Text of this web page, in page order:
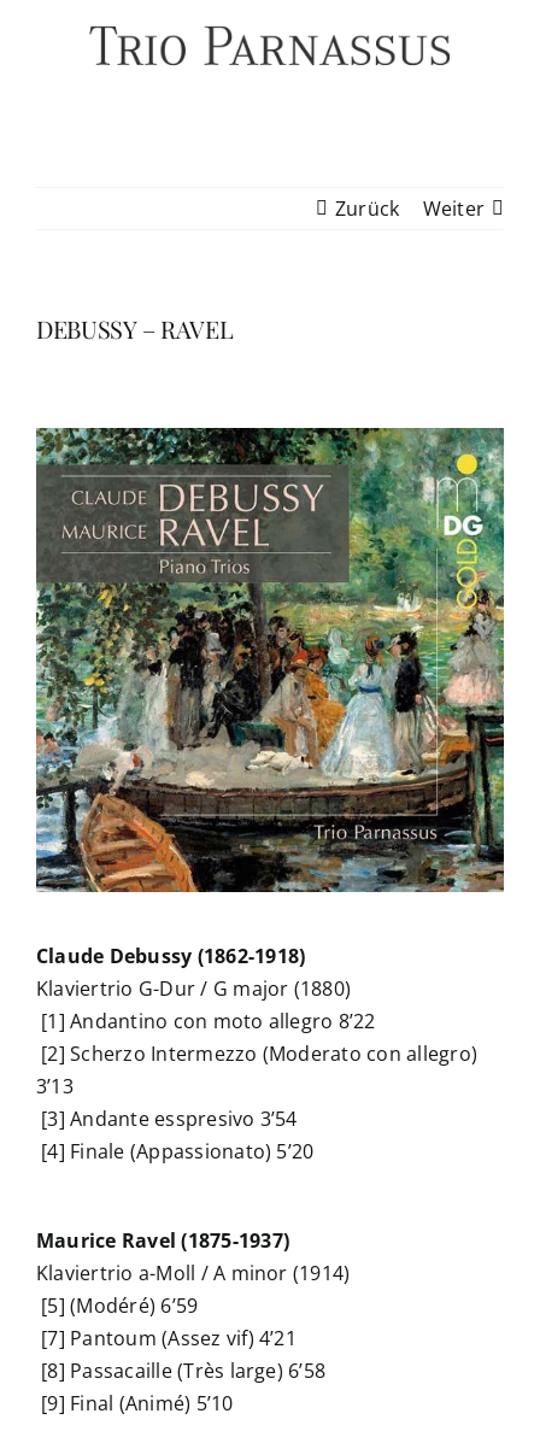
Zurück Weiter
DEBUSSY – RAVEL
Claude Debussy (1862-1918)
Klaviertrio G-Dur / G major (1880)
[1] Andantino con moto allegro 8’22
[2] Scherzo Intermezzo (Moderato con allegro)
3’13
[3] Andante esspresivo 3’54
[4] Finale (Appassionato) 5’20
Maurice Ravel (1875-1937)
Klaviertrio a-Moll / A minor (1914)
[5] (Modéré) 6’59
[7] Pantoum (Assez vif) 4’21
[8] Passacaille (Très large) 6’58
[9] Final (Animé) 5’10